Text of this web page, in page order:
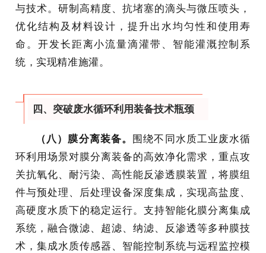
与技术。研制高精度、抗堵塞的滴头与微压喷头，
优化结构及材料设计，提升出水均匀性和使用寿
命。开发长距离小流量滴灌带、智能灌溉控制系
统，实现精准施灌。
四、突破废水循环利用装备技术瓶颈
（八）膜分离装备。 围绕不同水质工业废水循
环利用场景对膜分离装备的高效净化需求，重点攻
关抗氧化、耐污染、高性能反渗透膜装置，将膜组
件与预处理、后处理设备深度集成，实现高盐度、
高硬度水质下的稳定运行。支持智能化膜分离集成
系统，融合微滤、超滤、纳滤、反渗透等多种膜技
术，集成水质传感器、智能控制系统与远程监控模